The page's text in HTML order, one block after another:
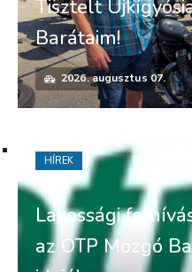
Tisztelt
Barátaim!
2026. augusztus 07.
Lakossági
az OTP Mozgó
HÍREK